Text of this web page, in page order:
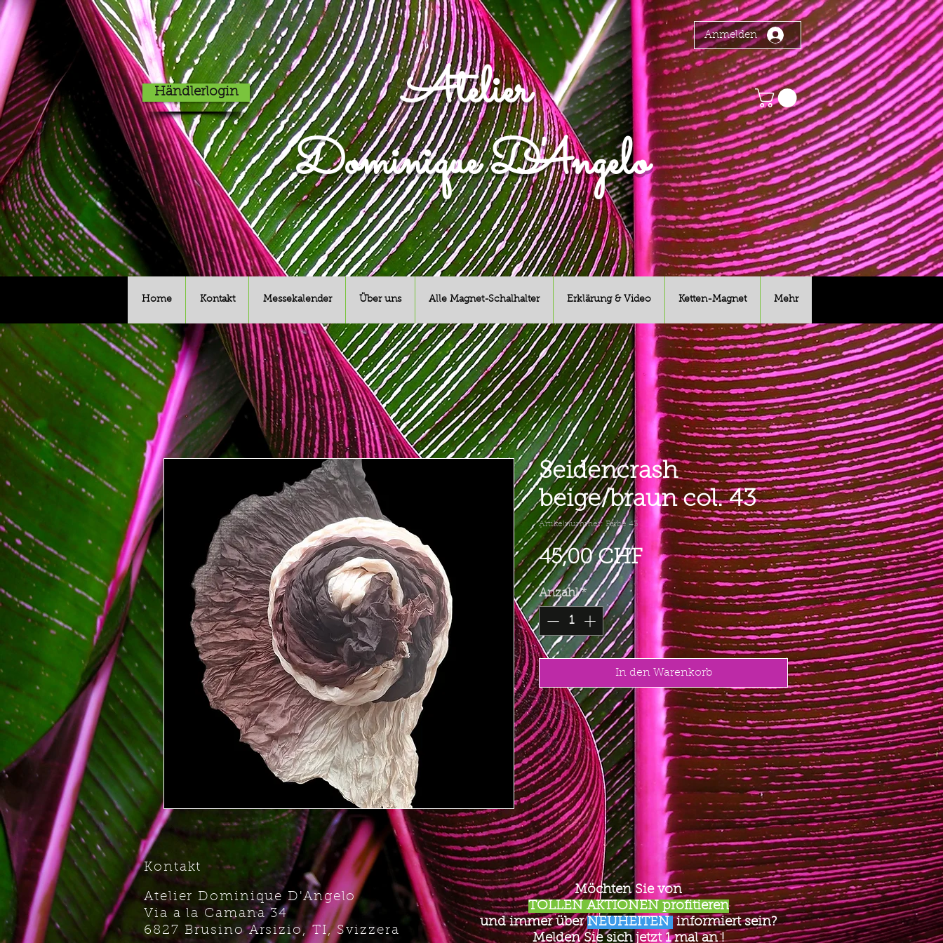
Anmelden
Atelier
Dominique D'Angelo
Händlerlogin
Home Kontakt Messekalender Über uns Alle Magnet-Schalhalter Erklärung & Video Ketten-Magnet Mehr
Seidencrash
beige/braun col. 43
Artikelnummer: Farbe 43
45,00 CHFPreis
Anzahl *
In den Warenkorb
Kontakt
Atelier Dominique D'Angelo
Via a la Camana 34
6827 Brusino Arsizio, TI, Svizzera
Möchten Sie von
TOLLEN AKTIONEN profitieren
und immer überNEUHEITEN informiert sein?
Melden Sie sich jetzt 1 mal an !